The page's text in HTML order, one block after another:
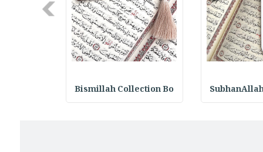
Bismillah Collection Bo
Next